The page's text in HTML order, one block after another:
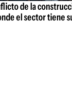
de la
el sector tiene